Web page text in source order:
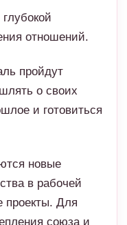
и готовиться
новые
в рабочей
проекты. Для
союза и
непростыми.
мелочей.